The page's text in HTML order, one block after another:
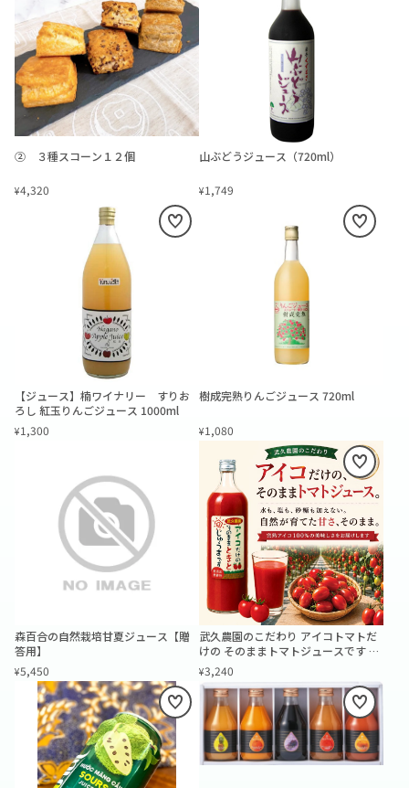
② ３種スコーン１２個
¥4,320
山ぶどうジュース（720ml）
¥1,749
【ジュース】楠ワイナリー すりお
ろし 紅玉りんごジュース 1000ml
¥1,300
樹成完熟りんごジュース 720ml
¥1,080
森百合の自然栽培甘夏ジュース【贈
答用】
¥5,450
武久農園のこだわり アイコトマトだ
けの そのままトマトジュースです 90
0ml
¥3,240